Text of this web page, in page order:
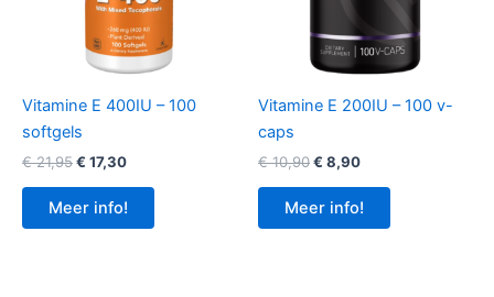
Vitamine E 400IU – 100
softgels
€21,95Oorspronkelijke
was:
€ 21,95.
€ 17,30Huidige
is:
€ 17,30.
Meer info!
Vitamine E 200IU – 100 v-
caps
€10,90Oorspronkelijke
was:
€ 10,90.
€ 8,90Huidige
is:
€ 8,90.
Meer info!